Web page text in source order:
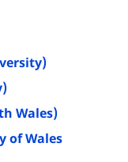
Wales)
of Wales